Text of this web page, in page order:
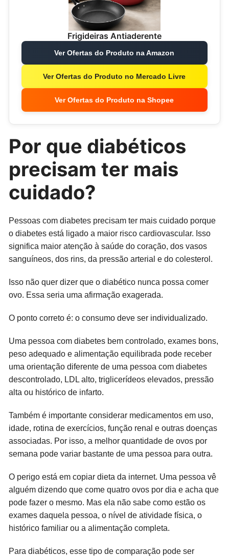
Frigideiras Antiaderente
Ver Ofertas do Produto na Amazon
Ver Ofertas do Produto no Mercado Livre
Ver Ofertas do Produto na Shopee
Por que diabéticos
precisam ter mais
cuidado?
Pessoas com diabetes precisam ter mais cuidado porque
o diabetes está ligado a maior risco cardiovascular. Isso
significa maior atenção à saúde do coração, dos vasos
sanguíneos, dos rins, da pressão arterial e do colesterol.
Isso não quer dizer que o diabético nunca possa comer
ovo. Essa seria uma afirmação exagerada.
O ponto correto é: o consumo deve ser individualizado.
Uma pessoa com diabetes bem controlado, exames bons,
peso adequado e alimentação equilibrada pode receber
uma orientação diferente de uma pessoa com diabetes
descontrolado, LDL alto, triglicerídeos elevados, pressão
alta ou histórico de infarto.
Também é importante considerar medicamentos em uso,
idade, rotina de exercícios, função renal e outras doenças
associadas. Por isso, a melhor quantidade de ovos por
semana pode variar bastante de uma pessoa para outra.
O perigo está em copiar dieta da internet. Uma pessoa vê
alguém dizendo que come quatro ovos por dia e acha que
pode fazer o mesmo. Mas ela não sabe como estão os
exames daquela pessoa, o nível de atividade física, o
histórico familiar ou a alimentação completa.
Para diabéticos, esse tipo de comparação pode ser